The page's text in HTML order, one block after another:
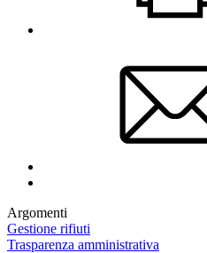
Argomenti
Gestione rifiuti
Trasparenza amministrativa